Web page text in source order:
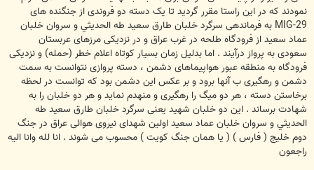
نمودند که در این راستا مقرر گردید تا یک دسته دو فروندی از جنگنده های
MIG-29 به فرماندهی سرگرد خلبان طارق سعيد طه الحديثي و سروان خلبان
عماد سعيد از فرودگاه طلحه در غرب عراق و در نزدیکی مرزهای عربستان
سعودی به پرواز درآیند . اما بدلیل زمان بسیار کوتاه اعلام خطر (حمله) و نزدیکی
فرودگاه به منطقه عبور هواپیماهای دشمن ، دسته پروازی نتوانست به سمت
دشمن و رهگیری ب آنها برود و بر عکس این دشمن بود که توانست در لحظه
برخاستن دسته ، هر دو میگ را رهگیری و منهدم نماید و هر دو خلبان را به
شهادت برساند . این دو خلبان شهید یعنی سرگرد خلبان طارق سعيد طه
الحديثي و سروان خلبان عماد سعيد اولین شهدای نیروی هوائی عراق در جنگ
دوم خلیج ( فارس ) ( یا همان جنگ کویت ) محسوب می شوند . انا لله وانا اليه
راجعون